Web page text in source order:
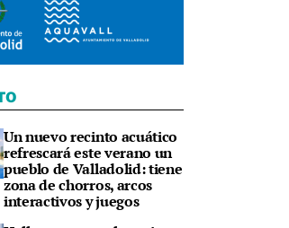
Un nuevo recinto acuático
refrescará este verano un
pueblo de Valladolid: tiene
zona de chorros, arcos
interactivos y juegos